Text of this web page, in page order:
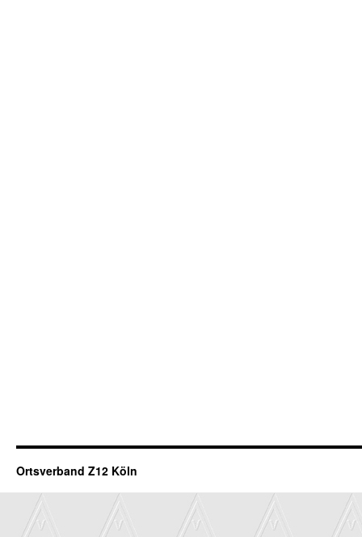
Ortsverband Z12 Köln